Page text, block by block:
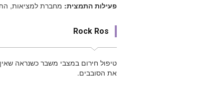
פעילות התמצית: מחברת למציאות,
Rock Ros
טיפול חירום במצבי משבר כשנראה
את הסובבים.